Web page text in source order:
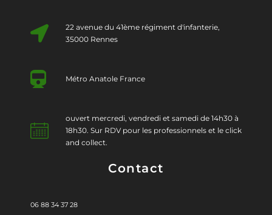
22 avenue du 41ème régiment d'infanterie,
35000 Rennes
Métro Anatole France
ouvert mercredi, vendredi et samedi de 14h30 à
18h30. Sur RDV pour les professionnels et le click
and collect.
Contact
06 88 34 37 28